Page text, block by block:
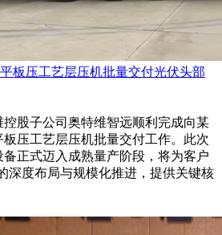
板压工艺层压机批量交付光伏头部
控股子公司奥特维智远顺利完成向某
压工艺层压机批量交付工作。此次
正式迈入成熟量产阶段，将为客户
深度布局与规模化推进，提供关键核